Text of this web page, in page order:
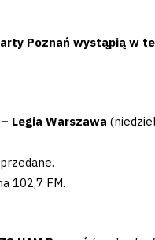
Poznań wystąpią w
Legia Warszawa
102,7 FM.